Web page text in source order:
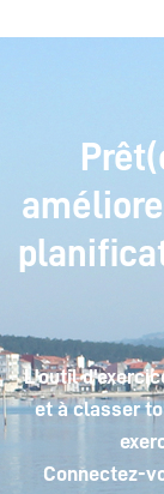
L'outil
et à classer
Connectez-